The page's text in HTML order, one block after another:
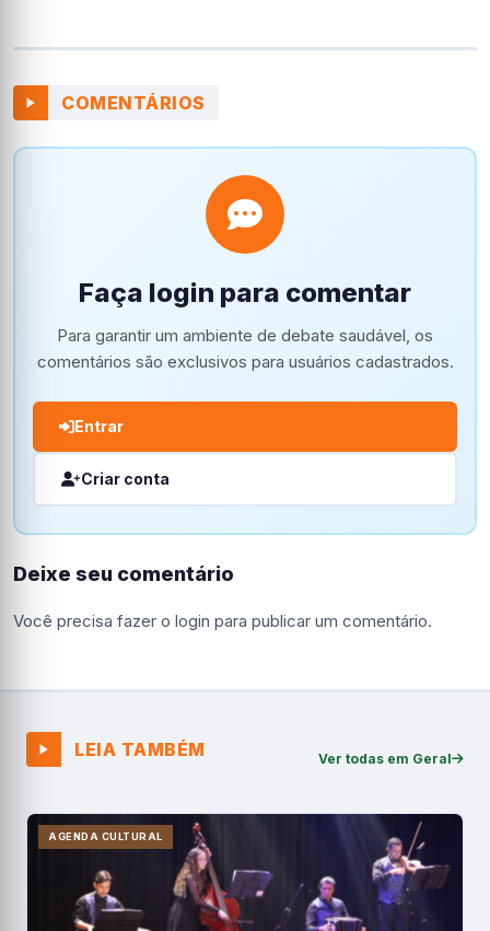
COMENTÁRIOS
Faça login para comentar
Para garantir um ambiente de debate saudável, os
comentários são exclusivos para usuários cadastrados.
Entrar
Criar conta
Deixe seu comentário
Você precisa fazer o login para publicar um comentário.
LEIA TAMBÉM Ver todas em Geral
AGENDA CULTURAL